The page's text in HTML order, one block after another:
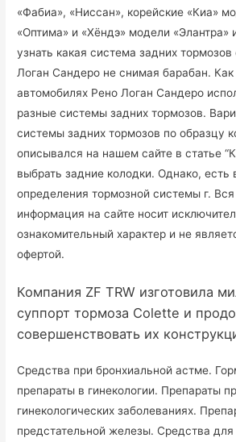
«Фабиа», «Ниссан», корейские «Киа»
«Оптима» и «Хёндэ» модели «Элантра»
узнать какая система задних тормозов
Логан Сандеро не снимая барабан. Как
автомобилях Рено Логан Сандеро
разные системы задних тормозов.
системы задних тормозов по образцу
описывался на нашем сайте в статье
выбрать задние колодки. Однако, есть
определения тормозной системы г.
информация на сайте носит
ознакомительный характер и не
офертой.
Компания ZF TRW изготовила
суппорт тормоза Colette и
совершенствовать их
Средства при бронхиальной астме.
препараты в гинекологии. Препараты
гинекологических заболеваниях.
предстательной железы. Средства